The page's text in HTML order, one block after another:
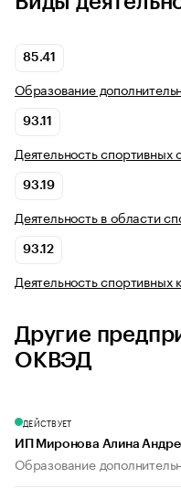
85.41
Образование
93.11
Деятельность спортивных
93.19
Деятельность в области
93.12
Деятельность спортивных
Другие
ОКВЭД
ДЕЙСТВУЕТ
ИП Миронова Алина
Образование